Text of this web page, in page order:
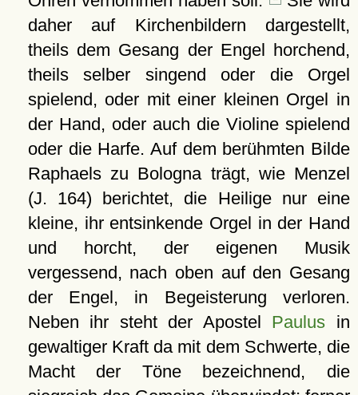
daher auf Kirchenbildern dargestellt,
theils dem Gesang der Engel horchend,
theils selber singend oder die Orgel
spielend, oder mit einer kleinen Orgel in
der Hand, oder auch die Violine spielend
oder die Harfe. Auf dem berühmten Bilde
Raphaels zu Bologna trägt, wie Menzel
(J. 164) berichtet, die Heilige nur eine
kleine, ihr entsinkende Orgel in der Hand
und horcht, der eigenen Musik
vergessend, nach oben auf den Gesang
der Engel, in Begeisterung verloren.
Neben ihr steht der Apostel Paulus in
gewaltiger Kraft da mit dem Schwerte, die
Macht der Töne bezeichnend, die